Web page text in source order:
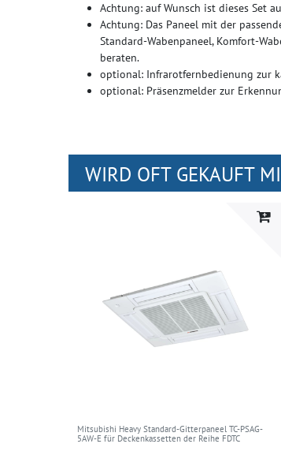
Achtung: auf Wunsch ist dieses Set
Achtung: Das Paneel mit der
Standard-Wabenpaneel, Komfort-
beraten.
optional: Infrarotfernbedienung zur
optional: Präsenzmelder zur
WIRD OFT GEKAUFT
Mitsubishi Heavy Standard-Gitterpaneel TC-PSAG-
5AW-E für Deckenkassetten der Reihe FDTC